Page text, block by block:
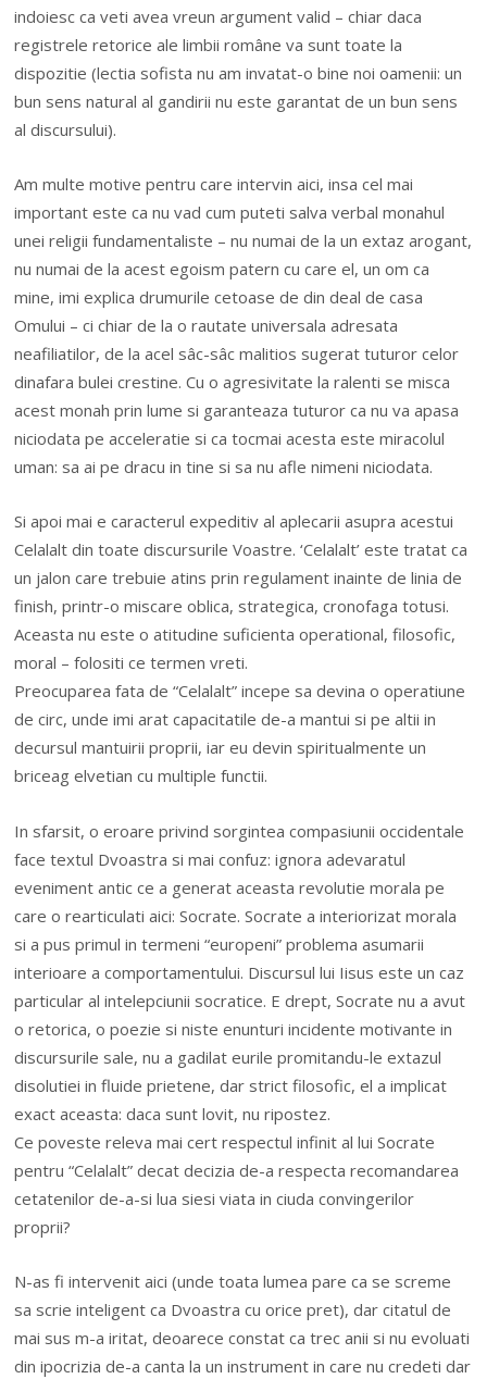
indoiesc ca veti avea vreun argument valid – chiar daca
registrele retorice ale limbii române va sunt toate la
dispozitie (lectia sofista nu am invatat-o bine noi oamenii: un
bun sens natural al gandirii nu este garantat de un bun sens
al discursului).
Am multe motive pentru care intervin aici, insa cel mai
important este ca nu vad cum puteti salva verbal monahul
unei religii fundamentaliste – nu numai de la un extaz arogant,
nu numai de la acest egoism patern cu care el, un om ca
mine, imi explica drumurile cetoase de din deal de casa
Omului – ci chiar de la o rautate universala adresata
neafiliatilor, de la acel sâc-sâc malitios sugerat tuturor celor
dinafara bulei crestine. Cu o agresivitate la ralenti se misca
acest monah prin lume si garanteaza tuturor ca nu va apasa
niciodata pe acceleratie si ca tocmai acesta este miracolul
uman: sa ai pe dracu in tine si sa nu afle nimeni niciodata.
Si apoi mai e caracterul expeditiv al aplecarii asupra acestui
Celalalt din toate discursurile Voastre. ‘Celalalt’ este tratat ca
un jalon care trebuie atins prin regulament inainte de linia de
finish, printr-o miscare oblica, strategica, cronofaga totusi.
Aceasta nu este o atitudine suficienta operational, filosofic,
moral – folositi ce termen vreti.
Preocuparea fata de “Celalalt” incepe sa devina o operatiune
de circ, unde imi arat capacitatile de-a mantui si pe altii in
decursul mantuirii proprii, iar eu devin spiritualmente un
briceag elvetian cu multiple functii.
In sfarsit, o eroare privind sorgintea compasiunii occidentale
face textul Dvoastra si mai confuz: ignora adevaratul
eveniment antic ce a generat aceasta revolutie morala pe
care o rearticulati aici: Socrate. Socrate a interiorizat morala
si a pus primul in termeni “europeni” problema asumarii
interioare a comportamentului. Discursul lui Iisus este un caz
particular al intelepciunii socratice. E drept, Socrate nu a avut
o retorica, o poezie si niste enunturi incidente motivante in
discursurile sale, nu a gadilat eurile promitandu-le extazul
disolutiei in fluide prietene, dar strict filosofic, el a implicat
exact aceasta: daca sunt lovit, nu ripostez.
Ce poveste releva mai cert respectul infinit al lui Socrate
pentru “Celalalt” decat decizia de-a respecta recomandarea
cetatenilor de-a-si lua siesi viata in ciuda convingerilor
proprii?
N-as fi intervenit aici (unde toata lumea pare ca se screme
sa scrie inteligent ca Dvoastra cu orice pret), dar citatul de
mai sus m-a iritat, deoarece constat ca trec anii si nu evoluati
din ipocrizia de-a canta la un instrument in care nu credeti dar